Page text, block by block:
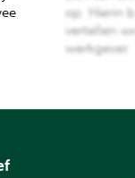
op. Hierin
vertellen
werkgever.